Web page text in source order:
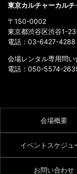
東京カルチャーカルチ
〒150-0002
東京都渋谷区渋谷1-
電話： 03-6427-4288
会場レンタル専用問い
電話： 050-5574-
会場概要
イベントスケジュ
お問い合わせ